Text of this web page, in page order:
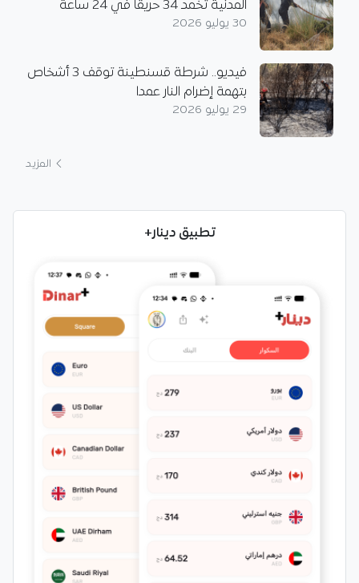
المدنية تخمد 34 حريقا في 24 ساعة
30 يوليو 2026
فيديو.. شرطة قسنطينة توقف 3 أشخاص
بتهمة إضرام النار عمدا
29 يوليو 2026
المزيد
تطبيق دينار+